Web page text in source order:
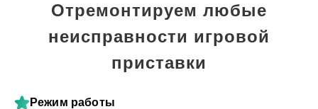
Отремонтируем любые
неисправности игровой
приставки
Режим работы